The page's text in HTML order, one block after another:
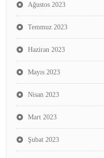
Ağustos 2023
Temmuz 2023
Haziran 2023
Mayıs 2023
Nisan 2023
Mart 2023
Şubat 2023